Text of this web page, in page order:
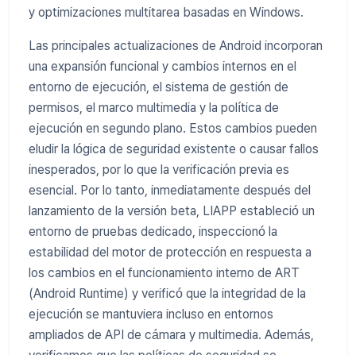
y optimizaciones multitarea basadas en Windows.
Las principales actualizaciones de Android incorporan
una expansión funcional y cambios internos en el
entorno de ejecución, el sistema de gestión de
permisos, el marco multimedia y la política de
ejecución en segundo plano. Estos cambios pueden
eludir la lógica de seguridad existente o causar fallos
inesperados, por lo que la verificación previa es
esencial. Por lo tanto, inmediatamente después del
lanzamiento de la versión beta, LIAPP estableció un
entorno de pruebas dedicado, inspeccionó la
estabilidad del motor de protección en respuesta a
los cambios en el funcionamiento interno de ART
(Android Runtime) y verificó que la integridad de la
ejecución se mantuviera incluso en entornos
ampliados de API de cámara y multimedia. Además,